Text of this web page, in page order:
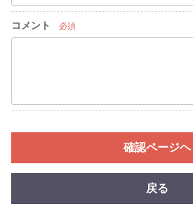
コメント 必須
確認ページヘ
戻る